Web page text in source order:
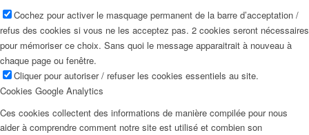
Cochez pour activer le masquage permanent de la barre d’acceptation /
refus des cookies si vous ne les acceptez pas. 2 cookies seront nécessaires
pour mémoriser ce choix. Sans quoi le message apparaitrait à nouveau à
chaque page ou fenêtre.
Cliquer pour autoriser / refuser les cookies essentiels au site.
Cookies Google Analytics
Ces cookies collectent des informations de manière compilée pour nous
aider à comprendre comment notre site est utilisé et combien son